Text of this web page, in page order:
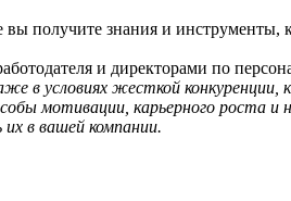
получите знания и
и директорами по
в условиях жесткой
мотивации, карьерного роста и
в вашей компании.